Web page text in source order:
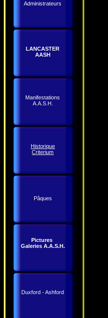
Administrateurs
LANCASTER
AASH
Manifestations
A.A.S.H.
Historique
Criterium
Pâques
Pictures
Galeries A.A.S.H.
Duxford - Ashford